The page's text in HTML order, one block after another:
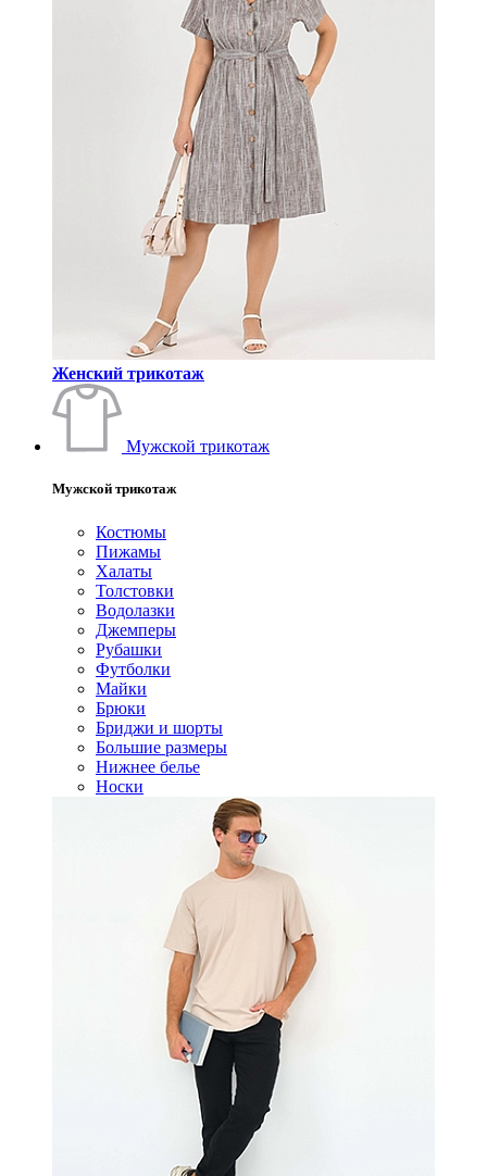
Женский трикотаж
Мужской трикотаж
Мужской трикотаж
Костюмы
Пижамы
Халаты
Толстовки
Водолазки
Джемперы
Рубашки
Футболки
Майки
Брюки
Бриджи и шорты
Большие размеры
Нижнее белье
Носки